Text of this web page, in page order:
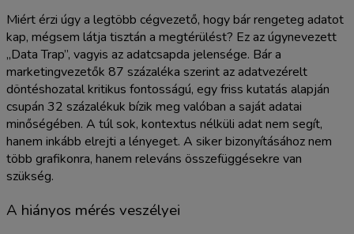
Miért érzi úgy a legtöbb cégvezető, hogy bár rengeteg adatot
kap, mégsem látja tisztán a megtérülést? Ez az úgynevezett
„Data Trap”, vagyis az adatcsapda jelensége. Bár a
marketingvezetők 87 százaléka szerint az adatvezérelt
döntéshozatal kritikus fontosságú, egy friss kutatás alapján
csupán 32 százalékuk bízik meg valóban a saját adatai
minőségében. A túl sok, kontextus nélküli adat nem segít,
hanem inkább elrejti a lényeget. A siker bizonyításához nem
több grafikonra, hanem releváns összefüggésekre van
szükség.
A hiányos mérés veszélyei